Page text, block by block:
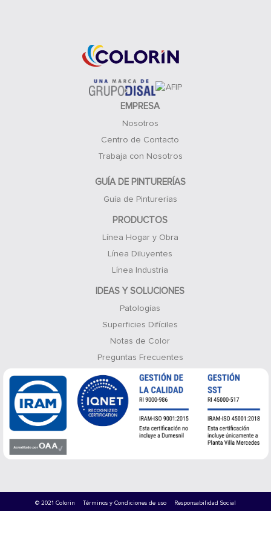
EMPRESA
Nosotros
Centro de Contacto
Trabaja con Nosotros
GUÍA DE PINTURERÍAS
Guía de Pinturerías
PRODUCTOS
Línea Hogar y Obra
Línea Diluyentes
Línea Industria
IDEAS Y SOLUCIONES
Patologías
Superficies Difíciles
Notas de Color
Preguntas Frecuentes
© 2021 Colorin Términos y Condiciones de uso Responsabilidad Social